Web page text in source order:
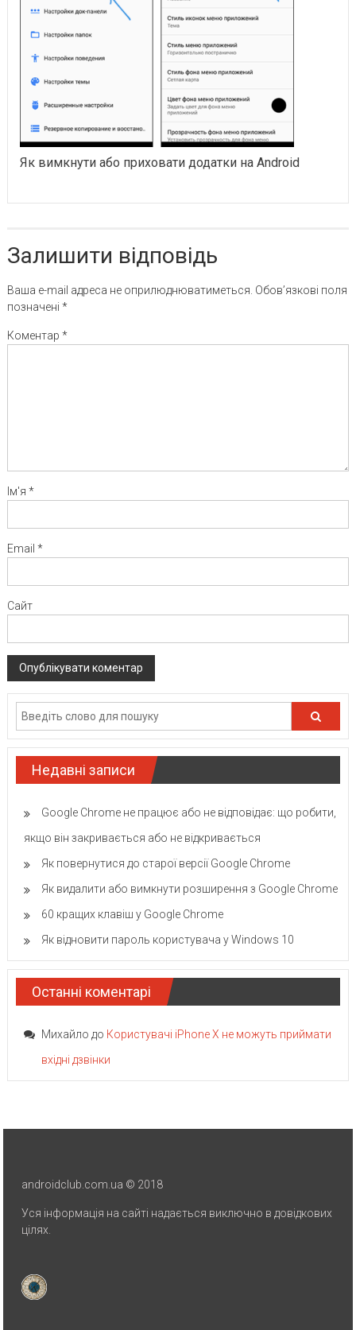
Як вимкнути або приховати додатки на Android
Залишити відповідь
Ваша e-mail адреса не оприлюднюватиметься. Обов’язкові поля
позначені *
Коментар *
Ім'я *
Email *
Сайт
Недавні записи
Google Chrome не працює або не відповідає: що робити,
якщо він закривається або не відкривається
Як повернутися до старої версії Google Chrome
Як видалити або вимкнути розширення з Google Chrome
60 кращих клавіш у Google Chrome
Як відновити пароль користувача у Windows 10
Останні коментарі
Михайло до Користувачі iPhone X не можуть приймати
вхідні дзвінки
androidclub.com.ua © 2018
Уся інформація на сайті надається виключно в довідкових
цілях.